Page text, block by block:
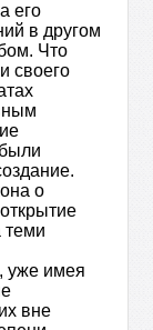
его
в другом
Что
своего
о
теми
уже имея
вне